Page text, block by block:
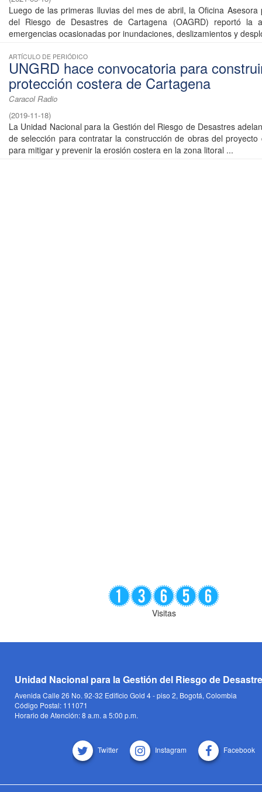
Luego de las primeras lluvias del mes de abril, la Oficina Asesora
del Riesgo de Desastres de Cartagena (OAGRD) reportó la
emergencias ocasionadas por inundaciones, deslizamientos y
ARTÍCULO DE PERIÓDICO
UNGRD hace convocatoria para
protección costera de Cartagena
Caracol Radio
(2019-11-18)
La Unidad Nacional para la Gestión del Riesgo de Desastres
de selección para contratar la construcción de obras del proyecto
para mitigar y prevenir la erosión costera en la zona litoral ...
Visitas
Unidad Nacional para la Gestión del Riesgo de
Avenida Calle 26 No. 92-32 Edificio Gold 4 - piso 2, Bogotá, Colombia
Código Postal: 111071
Horario de Atención: 8 a.m. a 5:00 p.m.
Twitter Instagram Facebook